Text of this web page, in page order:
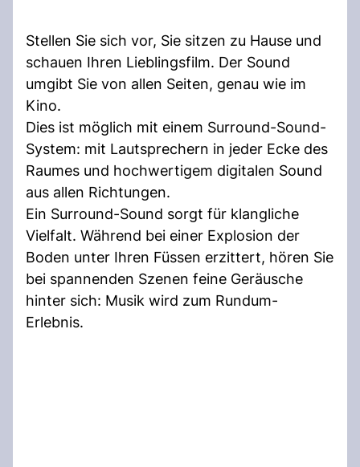
Stellen Sie sich vor, Sie sitzen zu Hause und
schauen Ihren Lieblingsfilm. Der Sound
umgibt Sie von allen Seiten, genau wie im
Kino.
Dies ist möglich mit einem Surround-Sound-
System: mit Lautsprechern in jeder Ecke des
Raumes und hochwertigem digitalen Sound
aus allen Richtungen.
Ein Surround-Sound sorgt für klangliche
Vielfalt. Während bei einer Explosion der
Boden unter Ihren Füssen erzittert, hören Sie
bei spannenden Szenen feine Geräusche
hinter sich: Musik wird zum Rundum-
Erlebnis.